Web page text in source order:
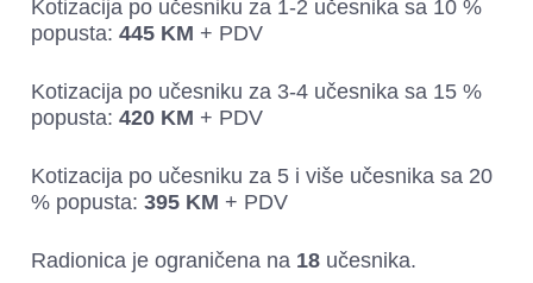
Kotizacija po učesniku za 1-2 učesnika sa 10 %
popusta: 445 KM + PDV
Kotizacija po učesniku za 3-4 učesnika sa 15 %
popusta: 420 KM + PDV
Kotizacija po učesniku za 5 i više učesnika sa 20
% popusta: 395 KM + PDV
Radionica je ograničena na 18 učesnika.